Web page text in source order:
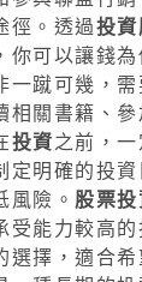
徑。透過投
你可以讓錢
一蹴可幾，
相關書籍、
投資之前，
定明確的投
風險。 股票投
能力較高的
選擇，適合